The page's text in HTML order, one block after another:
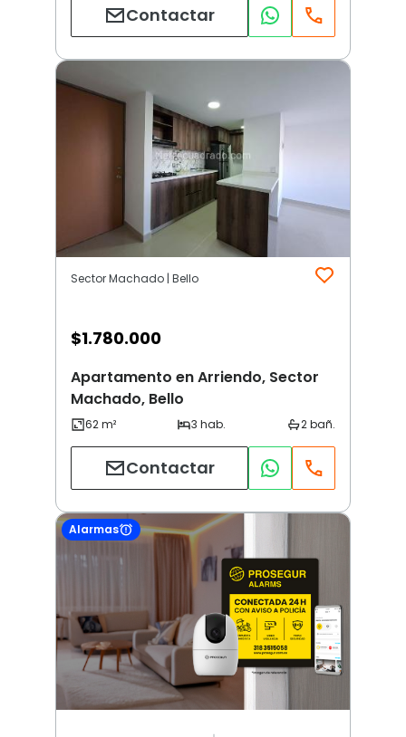
Contactar
Sector Machado | Bello
$1.780.000
Apartamento en Arriendo, Sector
Machado, Bello
Contactar
Alarmas